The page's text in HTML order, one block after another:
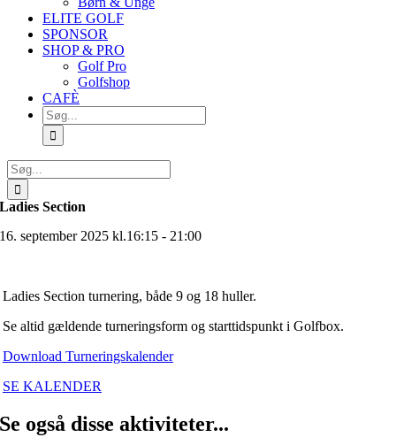
ELITE GOLF
SPONSOR
SHOP & PRO
Golf Pro
Golfshop
CAFÈ
Søg
efter:
Søg
efter:
Ladies Section
16. september 2025 kl.16:15 - 21:00
Ladies Section turnering, både 9 og 18 huller.
Se altid gældende turneringsform og starttidspunkt i Golfbox.
Download Turneringskalender
SE KALENDER
Se også disse aktiviteter...